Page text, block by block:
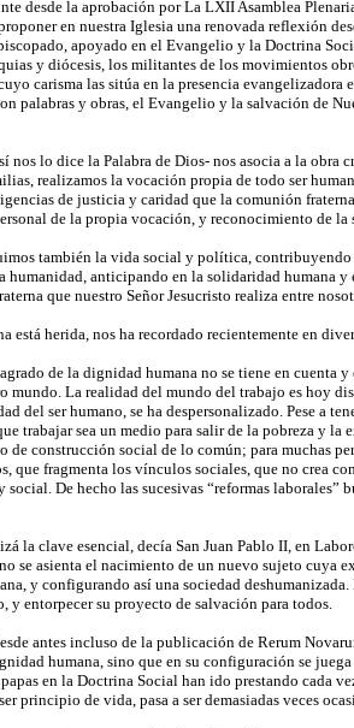
desde la aprobación por La LXII Asamblea
en nuestra Iglesia una renovada reflexión
apoyado en el Evangelio y la Doctrina
y diócesis, los militantes de los movimientos
carisma las sitúa en la presencia evangelizadora
palabras y obras, el Evangelio y la salvación de
nos lo dice la Palabra de Dios- nos asocia a la obra
realizamos la vocación propia de todo ser
de justicia y caridad que la comunión
de la propia vocación, y reconocimiento de la
también la vida social y política, contribuyendo
humanidad, anticipando en la solidaridad humana
que nuestro Señor Jesucristo realiza entre
herida, nos ha recordado recientemente en
de la dignidad humana no se tiene en cuenta
mundo. La realidad del mundo del trabajo es hoy
del ser humano, se ha despersonalizado. Pese a
trabajar sea un medio para salir de la pobreza y
de construcción social de lo común; para muchas
que fragmenta los vínculos sociales, que no crea
De hecho las sucesivas “reformas
la clave esencial, decía San Juan Pablo II, en
se asienta el nacimiento de un nuevo sujeto cuya
y configurando así una sociedad
y entorpecer su proyecto de salvación para todos.
antes incluso de la publicación de Rerum
humana, sino que en su configuración se
en la Doctrina Social han ido prestando cada
principio de vida, pasa a ser demasiadas veces